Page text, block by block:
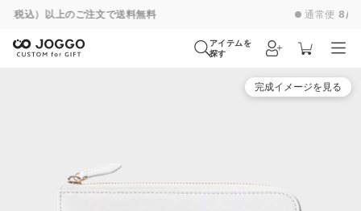
通常便 8/31
アイテムを
探す
完成イメージを見る